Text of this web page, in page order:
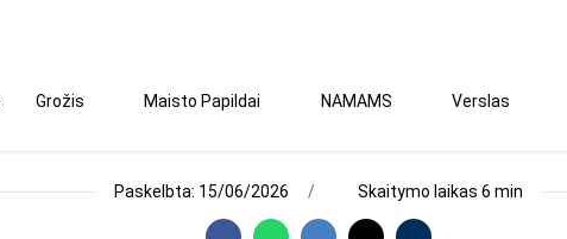
Grožis Maisto Papildai NAMAMS Verslas
Paskelbta: 15/06/2026 Skaitymo laikas 6 min